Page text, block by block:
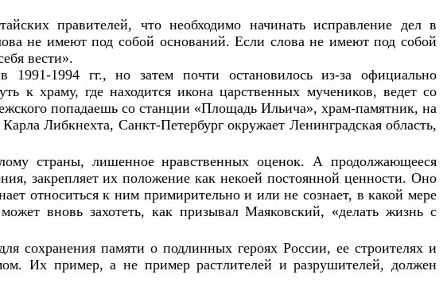
правителей, что необходимо начинать исправление дел в
не имеют под собой оснований. Если слова не имеют под собой
вести».
1994 гг., но затем почти остановилось из-за официально
к храму, где находится икона царственных мучеников, ведет со
попадаешь со станции «Площадь Ильича», храм-памятник, на
Либкнехта, Санкт-Петербург окружает Ленинградская область,
страны, лишенное нравственных оценок. А продолжающееся
закрепляет их положение как некоей постоянной ценности. Оно
относиться к ним примирительно и или не сознает, в какой мере
вновь захотеть, как призывал Маяковский, «делать жизнь с
сохранения памяти о подлинных героях России, ее строителях и
Их пример, а не пример растлителей и разрушителей, должен